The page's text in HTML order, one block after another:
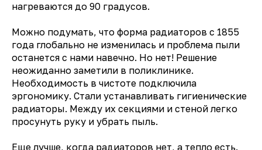
нагреваются до 90 градусов.
Можно подумать, что форма радиаторов с 1855
года глобально не изменилась и проблема пыли
останется с нами навечно. Но нет! Решение
неожиданно заметили в поликлинике.
Необходимость в чистоте подключила
эргономику. Стали устанавливать гигиенические
радиаторы. Между их секциями и стеной легко
просунуть руку и убрать пыль.
Еще лучше, когда радиаторов нет, а тепло есть.